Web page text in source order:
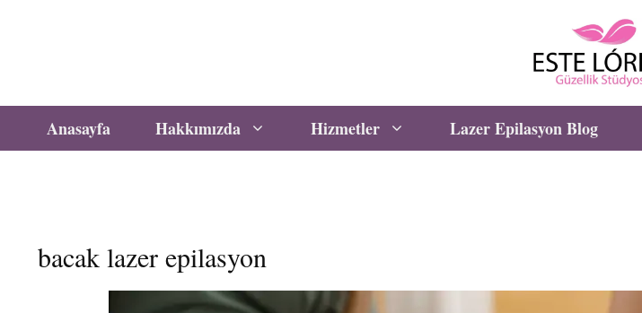
Anasayfa Hakkımızda Hizmetler Lazer Epilasyon Blog
bacak lazer epilasyon